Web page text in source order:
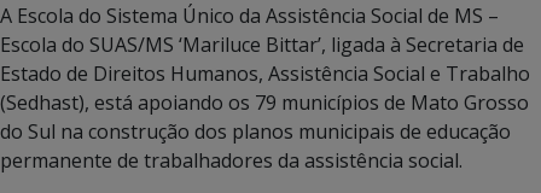
A Escola do Sistema Único da Assistência Social de MS –
Escola do SUAS/MS ‘Mariluce Bittar’, ligada à Secretaria de
Estado de Direitos Humanos, Assistência Social e Trabalho
(Sedhast), está apoiando os 79 municípios de Mato Grosso
do Sul na construção dos planos municipais de educação
permanente de trabalhadores da assistência social.